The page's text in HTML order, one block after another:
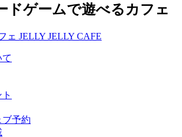
ドゲームで遊べるカフェ
予約